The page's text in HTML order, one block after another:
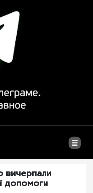
вичерпали
допомоги